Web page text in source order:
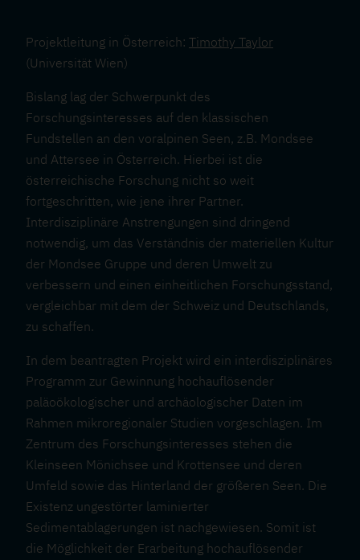
Projektleitung in Österreich: Timothy Taylor
(Universität Wien)
Bislang lag der Schwerpunkt des
Forschungsinteresses auf den klassischen
Fundstellen an den voralpinen Seen, z.B. Mondsee
und Attersee in Österreich. Hierbei ist die
österreichische Forschung nicht so weit
fortgeschritten, wie jene ihrer Partner.
Interdisziplinäre Anstrengungen sind dringend
notwendig, um das Verständnis der materiellen Kultur
der Mondsee Gruppe und deren Umwelt zu
verbessern und einen einheitlichen Forschungsstand,
vergleichbar mit dem der Schweiz und Deutschlands,
zu schaffen.
In dem beantragten Projekt wird ein interdisziplinäres
Programm zur Gewinnung hochauflösender
paläoökologischer und archäologischer Daten im
Rahmen mikroregionaler Studien vorgeschlagen. Im
Zentrum des Forschungsinteresses stehen die
Kleinseen Mönichsee und Krottensee und deren
Umfeld sowie das Hinterland der größeren Seen. Die
Existenz ungestörter laminierter
Sedimentablagerungen ist nachgewiesen. Somit ist
die Möglichkeit der Erarbeitung hochauflösender